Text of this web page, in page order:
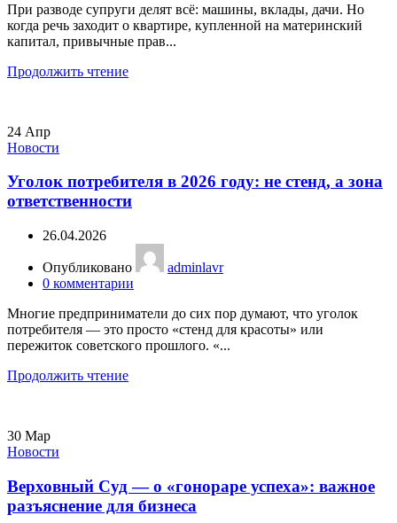
При разводе супруги делят всё: машины, вклады, дачи. Но
когда речь заходит о квартире, купленной на материнский
капитал, привычные прав...
Продолжить чтение
24 Апр
Новости
Уголок потребителя в 2026 году: не стенд, а зона
ответственности
26.04.2026
Опубликовано
adminlavr
0 комментарии
Многие предприниматели до сих пор думают, что уголок
потребителя — это просто «стенд для красоты» или
пережиток советского прошлого. «...
Продолжить чтение
30 Мар
Новости
Верховный Суд — о «гонораре успеха»: важное
разъяснение для бизнеса